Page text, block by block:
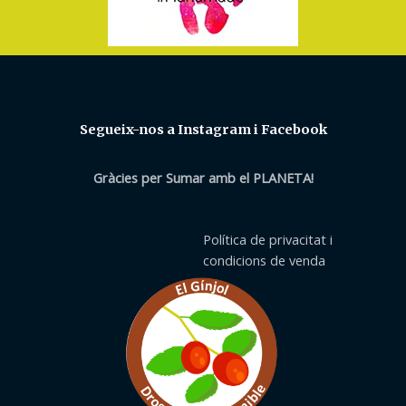
Segueix-nos a Instagram i Facebook
Gràcies per Sumar amb el PLANETA!
Política de privacitat i
condicions de venda